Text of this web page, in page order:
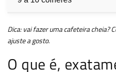
Dica: vai fazer uma cafeteira cheia?
ajuste a gosto.
O que é,